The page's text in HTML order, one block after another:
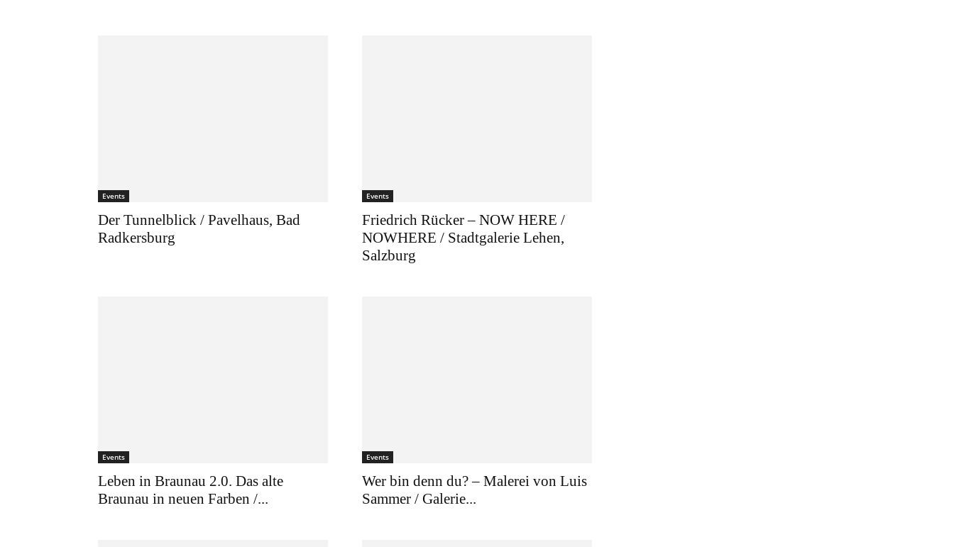
Events
Der Tunnelblick / Pavelhaus, Bad
Radkersburg
Events
Friedrich Rücker – NOW HERE /
NOWHERE / Stadtgalerie Lehen,
Salzburg
Events
Leben in Braunau 2.0. Das alte
Braunau in neuen Farben /...
Events
Wer bin denn du? – Malerei von Luis
Sammer / Galerie...